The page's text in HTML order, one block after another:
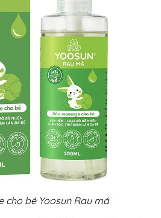
cho bé Yoosun Rau má